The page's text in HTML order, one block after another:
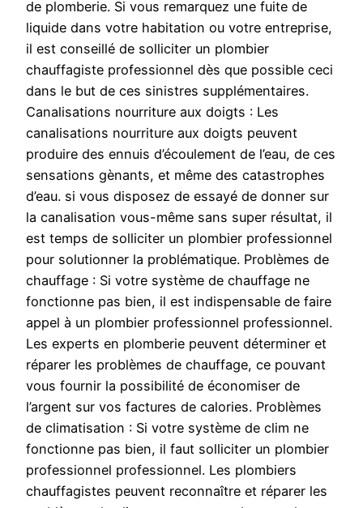
de plomberie. Si vous remarquez une fuite de
liquide dans votre habitation ou votre entreprise,
il est conseillé de solliciter un plombier
chauffagiste professionnel dès que possible ceci
dans le but de ces sinistres supplémentaires.
Canalisations nourriture aux doigts : Les
canalisations nourriture aux doigts peuvent
produire des ennuis d’écoulement de l’eau, de ces
sensations gènants, et même des catastrophes
d’eau. si vous disposez de essayé de donner sur
la canalisation vous-même sans super résultat, il
est temps de solliciter un plombier professionnel
pour solutionner la problématique. Problèmes de
chauffage : Si votre système de chauffage ne
fonctionne pas bien, il est indispensable de faire
appel à un plombier professionnel professionnel.
Les experts en plomberie peuvent déterminer et
réparer les problèmes de chauffage, ce pouvant
vous fournir la possibilité de économiser de
l’argent sur vos factures de calories. Problèmes
de climatisation : Si votre système de clim ne
fonctionne pas bien, il faut solliciter un plombier
professionnel professionnel. Les plombiers
chauffagistes peuvent reconnaître et réparer les